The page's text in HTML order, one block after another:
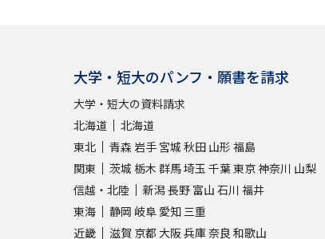
大学・短大のパンフ・願書を請求
大学・短大の資料請求
北海道
北海道
東北
青森 岩手 宮城 秋田 山形 福島
関東
茨城 栃木 群馬埼玉 千葉東京神奈川 山梨
信越・北陸
新潟長野 富山 石川 福井
東海
静岡 岐阜 愛知 三重
近畿
滋賀 京都 大阪兵庫奈良 和歌山